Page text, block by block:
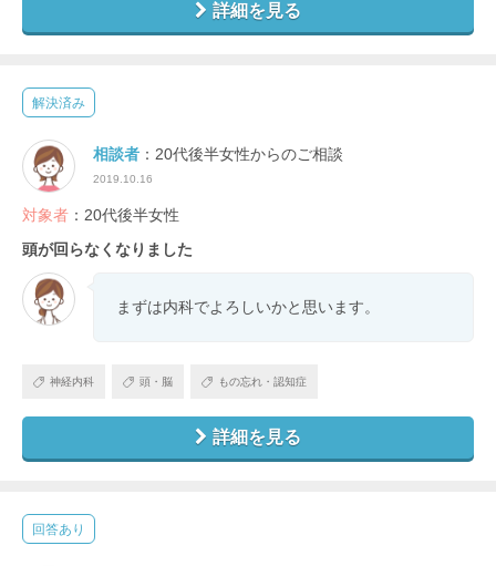
詳細を見る
解決済み
相談者 ：20代後半女性からのご相談
2019.10.16
対象者 ：20代後半女性
頭が回らなくなりました
まずは内科でよろしいかと思います。
神経内科 頭・脳 もの忘れ・認知症
詳細を見る
回答あり